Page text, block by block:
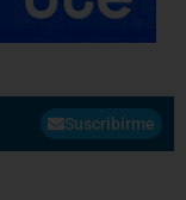
Suscribirme